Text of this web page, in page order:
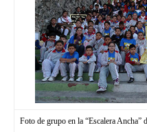
Foto de grupo en la “Escalera Ancha”